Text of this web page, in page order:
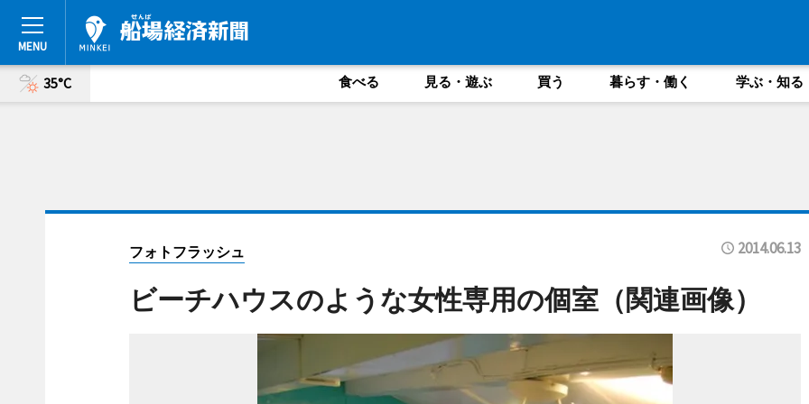
35°C 食べる 見る・遊ぶ 買う 暮らす・働く 学ぶ・知る
フォトフラッシュ 2014.06.13
ビーチハウスのような女性専用の個室（関連画像）